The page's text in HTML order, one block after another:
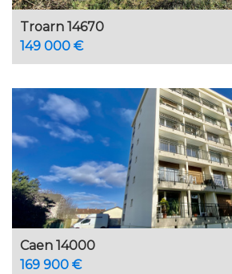
Troarn 14670
149 000 €
Caen 14000
169 900 €